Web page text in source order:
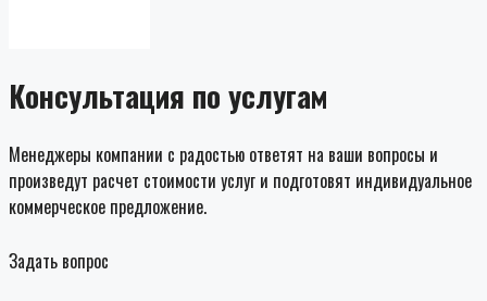
Консультация по услугам
Менеджеры компании с радостью ответят на ваши вопросы и
произведут расчет стоимости услуг и подготовят индивидуальное
коммерческое предложение.
Задать вопрос